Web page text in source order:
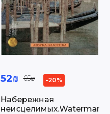
Набережная
неисцелимых.Watermark
52₪ 65₪ -20%